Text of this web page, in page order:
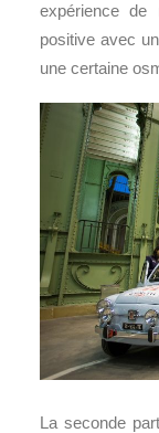
expérience de
positive avec
une certaine
La seconde